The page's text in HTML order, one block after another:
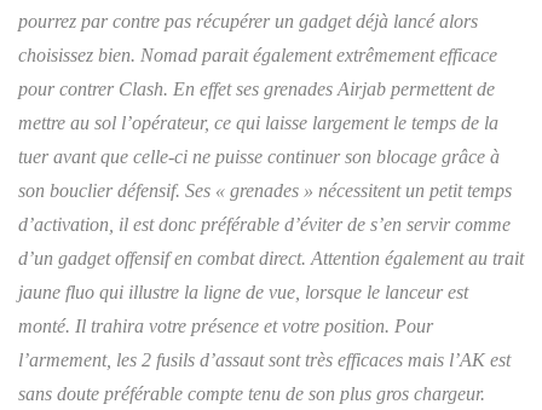
pourrez par contre pas récupérer un gadget déjà lancé alors
choisissez bien. Nomad parait également extrêmement efficace
pour contrer Clash. En effet ses grenades Airjab permettent de
mettre au sol l’opérateur, ce qui laisse largement le temps de la
tuer avant que celle-ci ne puisse continuer son blocage grâce à
son bouclier défensif. Ses « grenades » nécessitent un petit temps
d’activation, il est donc préférable d’éviter de s’en servir comme
d’un gadget offensif en combat direct. Attention également au trait
jaune fluo qui illustre la ligne de vue, lorsque le lanceur est
monté. Il trahira votre présence et votre position. Pour
l’armement, les 2 fusils d’assaut sont très efficaces mais l’AK est
sans doute préférable compte tenu de son plus gros chargeur.